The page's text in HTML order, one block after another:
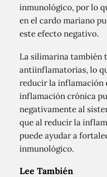
inmunológico, por lo
en el cardo mariano
este efecto negativo.
La silimarina también
antiinflamatorias, lo
reducir la inflamación
inflamación crónica
negativamente al
que al reducir la
puede ayudar a
inmunológico.
Lee También